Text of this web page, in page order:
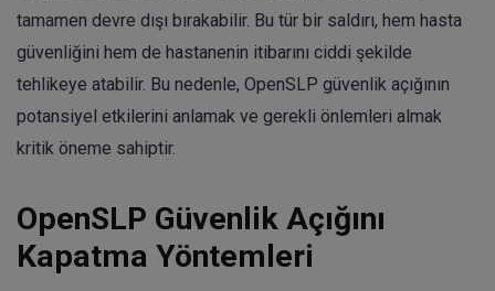
tamamen devre dışı bırakabilir. Bu tür bir saldırı, hem hasta
güvenliğini hem de hastanenin itibarını ciddi şekilde
tehlikeye atabilir. Bu nedenle, OpenSLP güvenlik açığının
potansiyel etkilerini anlamak ve gerekli önlemleri almak
kritik öneme sahiptir.
OpenSLP Güvenlik Açığını
Kapatma Yöntemleri